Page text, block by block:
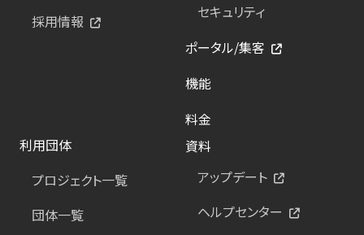
採用情報
セキュリティ
ポータル/集客
機能
料金
利用団体
プロジェクト一覧
団体一覧
資料
アップデート
ヘルプセンター